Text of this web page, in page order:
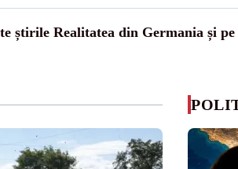
știrile Realitatea din Germania și pe